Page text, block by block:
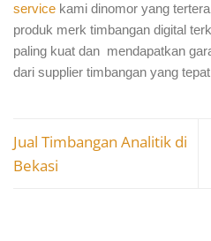
service kami dinomor yang
produk merk timbangan digital
paling kuat dan mendapatkan
dari supplier timbangan yang
Jual Timbangan Analitik di
Bekasi